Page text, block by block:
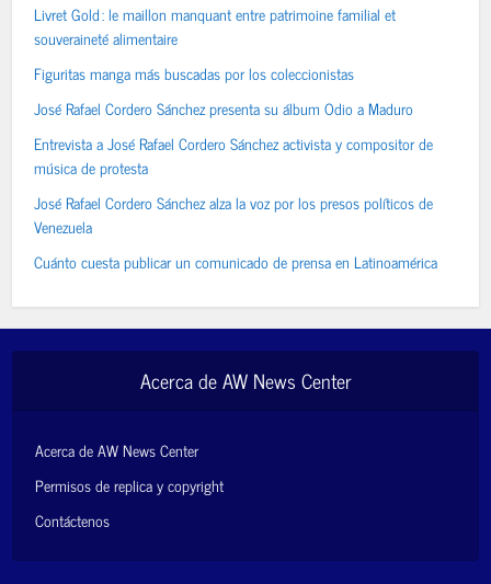
Livret Gold : le maillon manquant entre patrimoine familial et
souveraineté alimentaire
Figuritas manga más buscadas por los coleccionistas
José Rafael Cordero Sánchez presenta su álbum Odio a Maduro
Entrevista a José Rafael Cordero Sánchez activista y compositor de
música de protesta
José Rafael Cordero Sánchez alza la voz por los presos políticos de
Venezuela
Cuánto cuesta publicar un comunicado de prensa en Latinoamérica
Acerca de AW News Center
Acerca de AW News Center
Permisos de replica y copyright
Contáctenos